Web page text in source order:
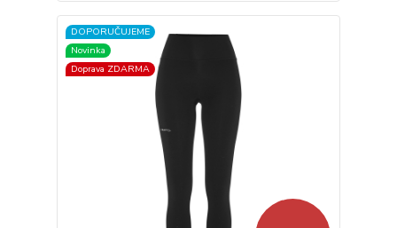
DOPORUČUJEME
Novinka
Doprava ZDARMA